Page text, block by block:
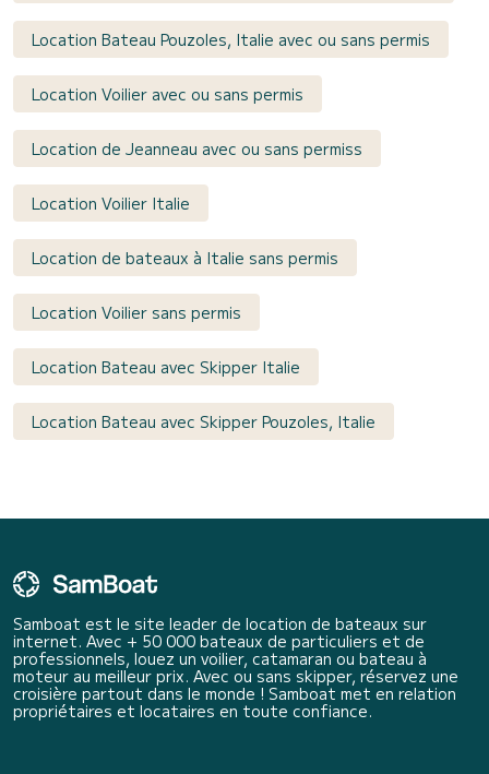
Location Bateau Pouzoles, Italie avec ou sans permis
Location Voilier avec ou sans permis
Location de Jeanneau avec ou sans permiss
Location Voilier Italie
Location de bateaux à Italie sans permis
Location Voilier sans permis
Location Bateau avec Skipper Italie
Location Bateau avec Skipper Pouzoles, Italie
Samboat est le site leader de location de bateaux sur
internet. Avec + 50 000 bateaux de particuliers et de
professionnels, louez un voilier, catamaran ou bateau à
moteur au meilleur prix. Avec ou sans skipper, réservez une
croisière partout dans le monde ! Samboat met en relation
propriétaires et locataires en toute confiance.